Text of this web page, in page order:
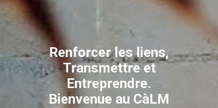
Renforcer les liens,
Transmettre et
Entreprendre.
Bienvenue au CàLM